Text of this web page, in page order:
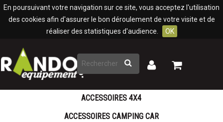
En poursuivant votre navigation sur ce site, vous acceptez l'utilisation
des cookies afin d'assurer le bon déroulement de votre visite et de
réaliser des statistiques d'audience.
OK
Rechercher
Mon
Mon
ACCESSOIRES 4X4
ACCESSOIRES CAMPING CAR
Panneau de gestion des cookies